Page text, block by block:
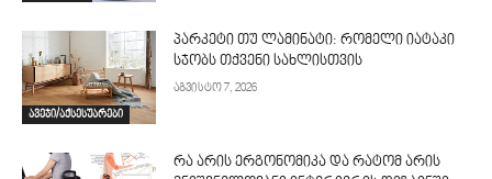
ავეჯი/აქსესუარები
პარკეტი თუ ლამინატი: რომელი იატაკი
სჯობს თქვენი სახლისთვის
აგვისტო 7, 2026
რა არის ერგონომიკა და რატომ არის